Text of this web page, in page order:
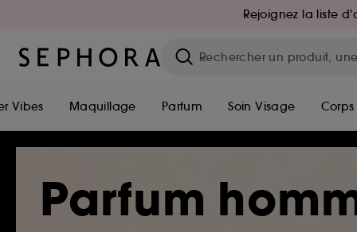
Rejoignez la liste
Vibes Maquillage Parfum Soin Visage Corps
Parfum